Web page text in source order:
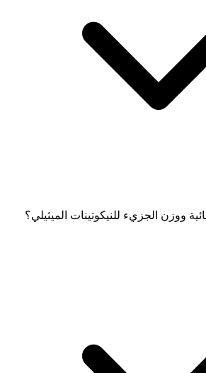
ووزن الجزيء للنيكوتينات الميثيلي؟